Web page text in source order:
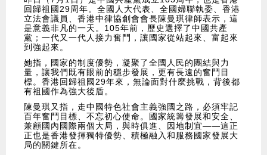
回歸祖國29周年。全國人大代表、全國婦聯執委、香港
立法會議員、香港中律協創會會長陳曼琪律師表示，這
是意義非凡的一天。105年前，歷史選擇了中國共產
黨；一代又一代人接力奮鬥，讓國家從站起來、富起來
到強起來。
她指，國家的制度優勢，凝聚了全國人民的團結與力
量，讓我們既有眼前的穩步發展，更有長遠的奮鬥目
標。香港回歸祖國29年來，無論面對什麼挑戰，背後都
有祖國作為強大後盾。
陳曼琪又指，走中國特色社會主義強國之路，必須牢記
百年奮鬥目標、不忘初心使命。國家統籌發展和安全、
兼顧國內國際兩個大局，與時俱進、因地制宜——這正
正也是香港發揮獨特優勢、積極融入和服務國家發展大
局的關鍵所在。